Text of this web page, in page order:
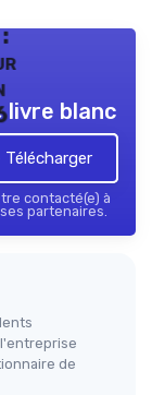
livre blanc
contacté(e) à
partenaires.
de